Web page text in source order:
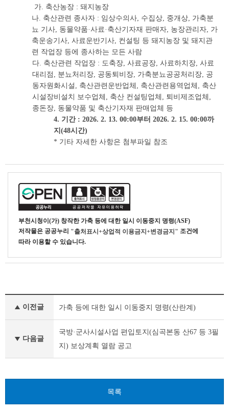
가. 축산농장 : 돼지농장
나. 축산관련 종사자 : 임상수의사, 수집상, 중개상, 가축분
뇨 기사, 동물약품·사료·축산기자재 판매자, 농장관리자, 가
축운송기사, 사료운반기사, 컨설팅 등 돼지농장 및 돼지관
련 작업장 등에 종사하는 모든 사람
다. 축산관련 작업장 : 도축장, 사료공장, 사료하치장, 사료
대리점, 분뇨처리장, 공동퇴비장, 가축분뇨공공처리장, 공
동자원화시설, 축산관련운반업체, 축산관련용역업체, 축산
시설장비설치 보수업체, 축산 컨설팅업체, 퇴비제조업체,
종돈장, 동물약품 및 축산기자재 판매업체 등
4. 기간 : 2026. 2. 13. 00:00부터 2026. 2. 15. 00:00까
지(48시간)
* 기타 자세한 사항은 첨부파일 참조
부천시청이(가) 창작한가축 등에 대한 일시 이동중지 명령(ASF)
저작물은 공공누리 "출처표시+상업적 이용금지+변경금지" 조건에
따라 이용할 수 있습니다.
공
글
음
이전글 가축 등에 대한 일시 이동중지 명령(산란계)
다음글
국방·군사시설사업 편입토지(심곡본동 산67 등 3필
지) 보상계획 열람 공고
목록